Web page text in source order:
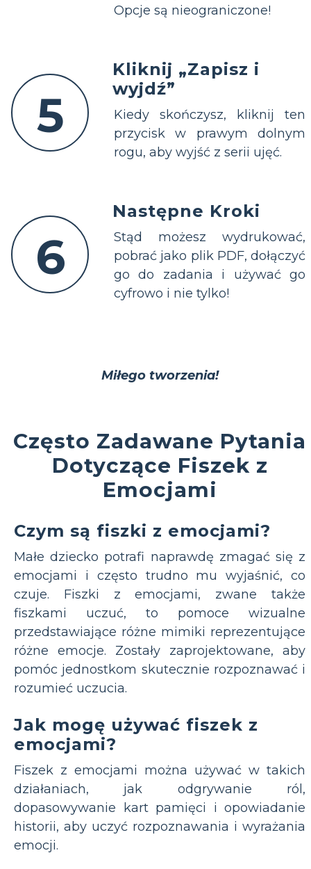
Opcje są nieograniczone!
5
Kliknij „Zapisz i
wyjdź”
Kiedy skończysz, kliknij ten
przycisk w prawym dolnym
rogu, aby wyjść z serii ujęć.
6
Następne Kroki
Stąd możesz wydrukować,
pobrać jako plik PDF, dołączyć
go do zadania i używać go
cyfrowo i nie tylko!
Miłego tworzenia!
Często Zadawane Pytania
Dotyczące Fiszek z
Emocjami
Czym są fiszki z emocjami?
Małe dziecko potrafi naprawdę zmagać się z
emocjami i często trudno mu wyjaśnić, co
czuje. Fiszki z emocjami, zwane także
fiszkami uczuć, to pomoce wizualne
przedstawiające różne mimiki reprezentujące
różne emocje. Zostały zaprojektowane, aby
pomóc jednostkom skutecznie rozpoznawać i
rozumieć uczucia.
Jak mogę używać fiszek z
emocjami?
Fiszek z emocjami można używać w takich
działaniach, jak odgrywanie ról,
dopasowywanie kart pamięci i opowiadanie
historii, aby uczyć rozpoznawania i wyrażania
emocji.